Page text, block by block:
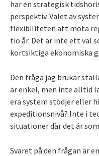
har en strategisk
perspektiv. Valet av
flexibiliteten att möta
tio år. Det är inte ett val
kortsiktiga ekonomiska
Den fråga jag brukar
är enkel, men inte alltid
era system stödjer eller
expeditionsnivå? Inte i
situationer där det är
Svaret på den frågan är